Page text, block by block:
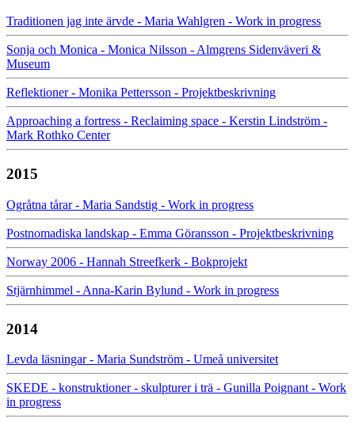
Traditionen jag inte ärvde - Maria Wahlgren - Work in progress
Sonja och Monica - Monica Nilsson - Almgrens Sidenväveri &
Museum
Reflektioner - Monika Pettersson - Projektbeskrivning
Approaching a fortress - Reclaiming space - Kerstin Lindström -
Mark Rothko Center
2015
Ogråtna tårar - Maria Sandstig - Work in progress
Postnomadiska landskap - Emma Göransson - Projektbeskrivning
Norway 2006 - Hannah Streefkerk - Bokprojekt
Stjärnhimmel - Anna-Karin Bylund - Work in progress
2014
Levda läsningar - Maria Sundström - Umeå universitet
SKEDE - konstruktioner - skulpturer i trä - Gunilla Poignant - Work
in progress